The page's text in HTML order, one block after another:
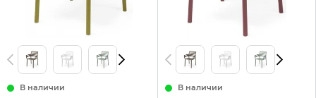
В наличии В наличии